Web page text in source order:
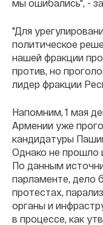
мы ошибались", -
"Для
политическое
нашей фракции
против, но
лидер фракции
Напомним, 1 мая
Армении уже
кандидатуры
Однако не прошло
По данным
парламенте, дело
протестах,
органы и
в процессе, как